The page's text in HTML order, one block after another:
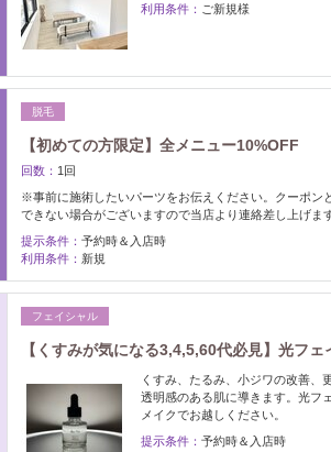
利用条件： ご新規様
脱毛
【初めての方限定】全メニュー10%OFF
回数： 1回
※事前に施術したいパーツをお伝えください。クーポン
できない場合がございますので当店より連絡差し上げます
提示条件： 予約時＆入店時
利用条件： 新規
フェイシャル
【くすみが気になる3,4,5,60代必見】光フ
くすみ、たるみ、小ジワの改善、
透明感のある肌に導きます。光フ
メイクでお越しください。
提示条件： 予約時＆入店時